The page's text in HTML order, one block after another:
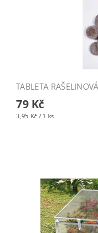
TABLETA
79 Kč
3,95 Kč / 1 ks